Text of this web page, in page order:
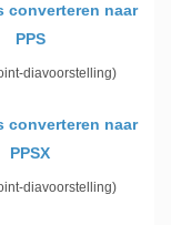
converteren naar
PPS
diavoorstelling)
converteren naar
PPSX
diavoorstelling)